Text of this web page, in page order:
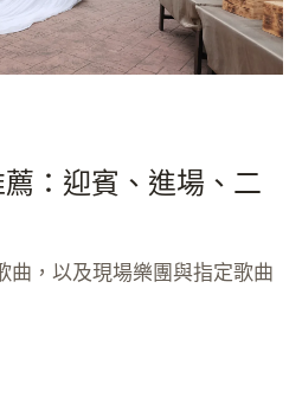
：迎賓、進場、二
曲，以及現場樂團與指定歌曲